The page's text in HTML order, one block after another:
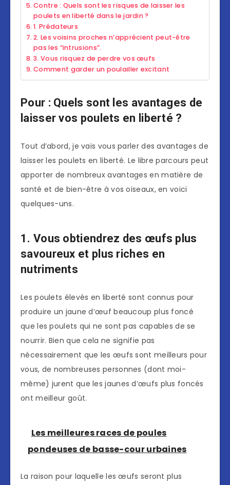
Contre : Quels sont les risques de laisser les
poulets en liberté dans le jardin ?
1. Prédateurs
2. Les voisins proches n’apprécient peut-être
pas les “intrusions”.
3. Vous risquez de perdre vos œufs
Comment garder un poulailler excitant
Pour : Quels sont les avantages de
laisser vos poulets en liberté ?
Tout d’abord, je vais vous parler des avantages de
laisser les poulets en liberté. Le libre parcours peut
apporter de nombreux avantages en matière de
santé et de bien-être à vos oiseaux, en voici
quelques-uns.
1. Vous obtiendrez des œufs plus
savoureux et plus riches en
nutriments
Les poulets élevés en liberté sont connus pour
produire un jaune d’œuf beaucoup plus foncé
que les poulets qui ne sont pas capables de se
nourrir. Bien que cela ne signifie pas
nécessairement que les œufs sont meilleurs pour
vous, de nombreuses personnes (dont moi-
même) jurent que les jaunes d’œufs plus foncés
ont meilleur goût.
Les meilleures races de poules
pondeuses de basse-cour urbaines
La raison pour laquelle les œufs seront plus